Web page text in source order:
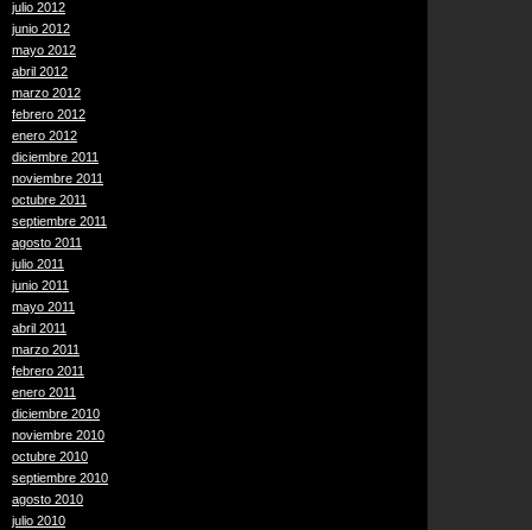
julio 2012
junio 2012
mayo 2012
abril 2012
marzo 2012
febrero 2012
enero 2012
diciembre 2011
noviembre 2011
octubre 2011
septiembre 2011
agosto 2011
julio 2011
junio 2011
mayo 2011
abril 2011
marzo 2011
febrero 2011
enero 2011
diciembre 2010
noviembre 2010
octubre 2010
septiembre 2010
agosto 2010
julio 2010